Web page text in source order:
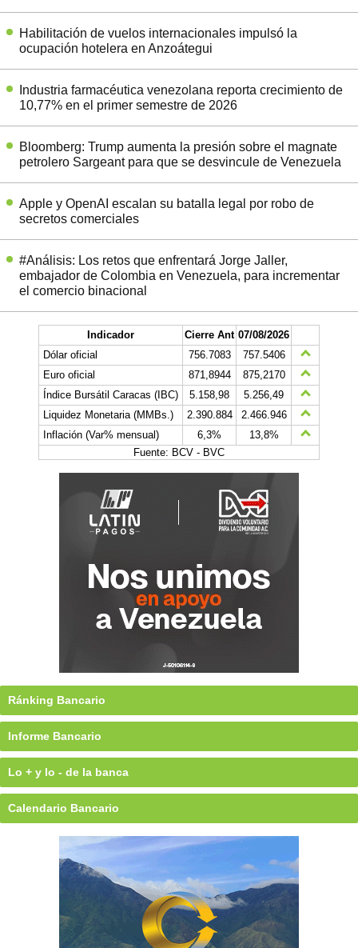
Habilitación de vuelos internacionales impulsó la
ocupación hotelera en Anzoátegui
Industria farmacéutica venezolana reporta crecimiento de
10,77% en el primer semestre de 2026
Bloomberg: Trump aumenta la presión sobre el magnate
petrolero Sargeant para que se desvincule de Venezuela
Apple y OpenAI escalan su batalla legal por robo de
secretos comerciales
#Análisis: Los retos que enfrentará Jorge Jaller,
embajador de Colombia en Venezuela, para incrementar
el comercio binacional
Indicador Cierre Ant 07/08/2026
Dólar oficial
756.7083
757.5406
Euro oficial
871,8944
875,2170
Índice Bursátil Caracas (IBC)
5.158,98
5.256,49
Liquidez Monetaria (MMBs.)
2.390.884
2.466.946
Inflación (Var% mensual)
6,3%
13,8%
Fuente: BCV - BVC
Ránking Bancario
Informe Bancario
Lo + y lo - de la banca
Calendario Bancario